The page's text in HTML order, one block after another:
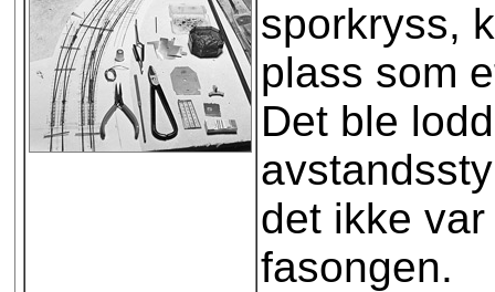
sporkryss,
plass som
Det ble
det ikke
fasongen.